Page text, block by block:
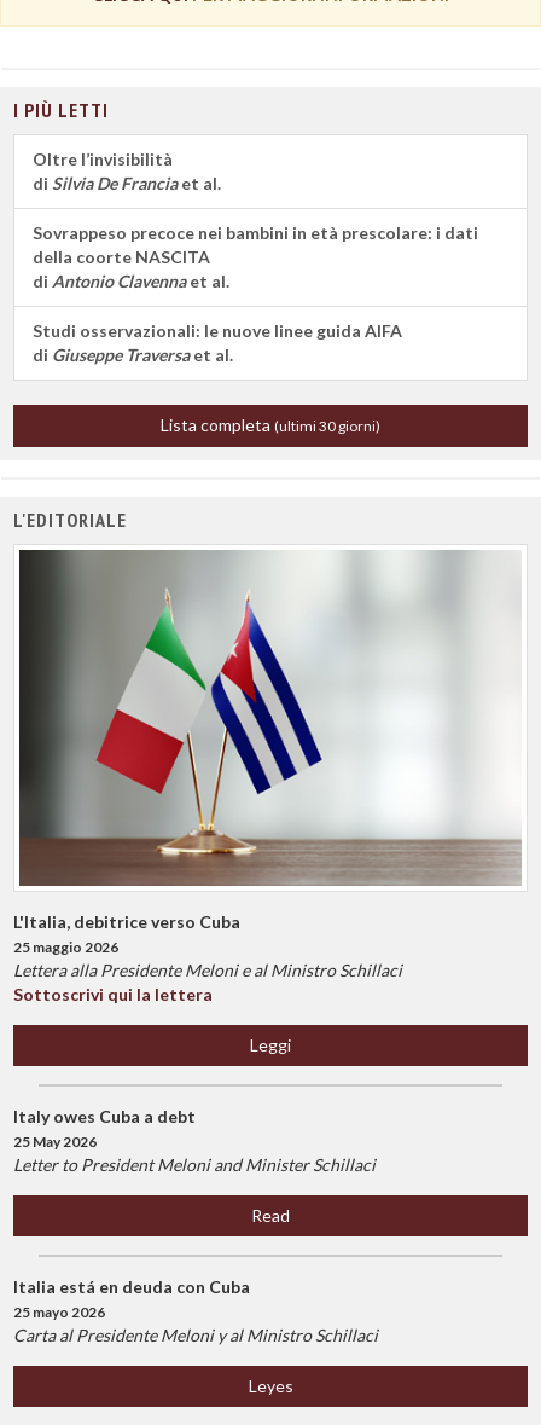
I PIÙ LETTI
Oltre l’invisibilità
di Silvia De Franciaet al.
Sovrappeso precoce nei bambini in età prescolare: i dati
della coorte NASCITA
di Antonio Clavennaet al.
Studi osservazionali: le nuove linee guida AIFA
di Giuseppe Traversaet al.
Lista completa (ultimi 30 giorni)
L'EDITORIALE
L'Italia, debitrice verso Cuba
25 maggio 2026
Lettera alla Presidente Meloni e al Ministro Schillaci
Sottoscrivi qui la lettera
Leggi
Italy owes Cuba a debt
25 May 2026
Letter to President Meloni and Minister Schillaci
Read
Italia está en deuda con Cuba
25 mayo 2026
Carta al Presidente Meloni y al Ministro Schillaci
Leyes